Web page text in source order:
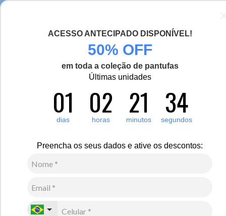
ACESSO ANTECIPADO DISPONÍVEL!
50% OFF
em toda a coleção de pantufas
Últimas unidades
01
dias 02
horas 21
minutos 33
segundos
Preencha os seus dados e ative os descontos:
Infantil
Os cuidados com as crianças no inverno devem ser redobrados. Para
facilitar o cotidiano dos pais e proporcionar aconchego e estilo aos
para o guarda-roupa infantil de inverno.